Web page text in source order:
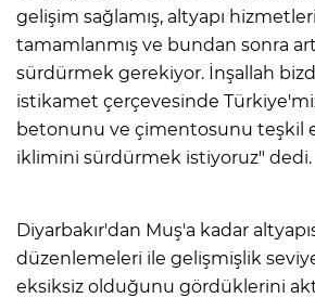
gelişim sağlamış, altyapı
tamamlanmış ve bundan sonra
sürdürmek gerekiyor. İnşallah
istikamet çerçevesinde
betonunu ve çimentosunu teşkil
iklimini sürdürmek istiyoruz" dedi.
Diyarbakır'dan Muş'a kadar
düzenlemeleri ile gelişmişlik
eksiksiz olduğunu gördüklerini